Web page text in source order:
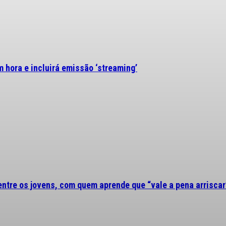
e incluirá emissão ‘streaming’
os jovens, com quem aprende que “vale a pena